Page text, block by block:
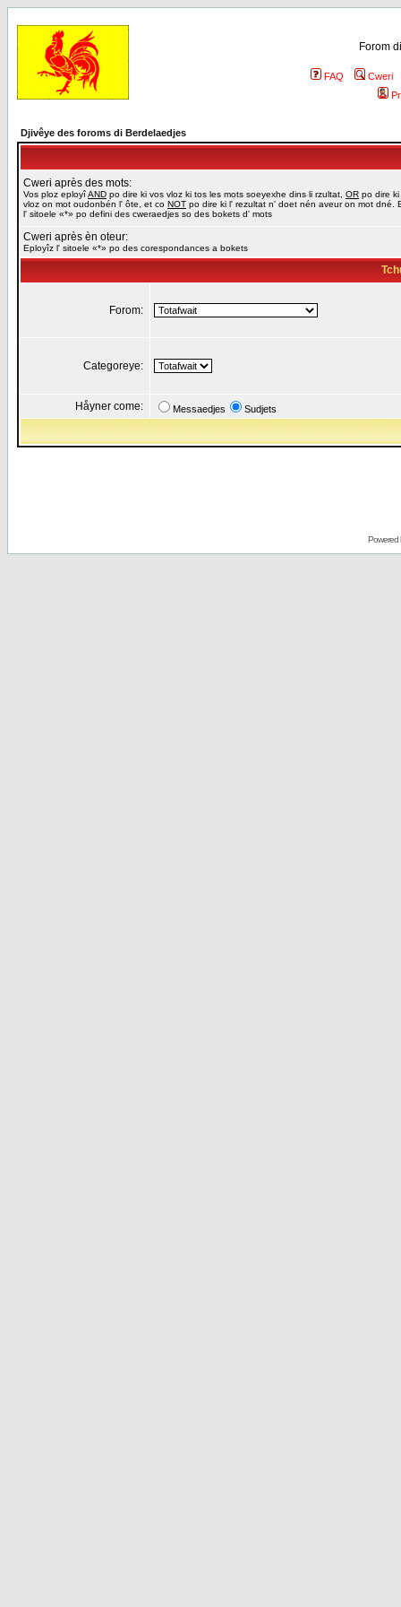
Forom
FAQ
Cweri
Djivêye des foroms di Berdelaedjes
Cweri après des mots:
Vos ploz eployîAND po dire ki vos vloz ki tos les mots soeyexhe dins li rzultat, OR po dire ki
vloz on mot oudonbén l' ôte, et co NOT po dire ki l' rezultat n' doet nén aveur on mot dné.
l' sitoele «*» po defini des cweraedjes so des bokets d' mots
Cweri après èn oteur:
Eployîz l' sitoele «*» po des corespondances a bokets
Forom:
Categoreye:
Håyner come: Messaedjes Sudjets
Powered